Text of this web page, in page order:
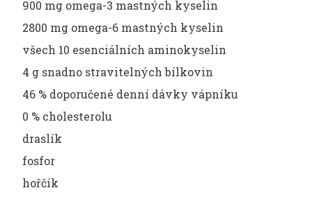
900 mg omega-3 mastných kyselin
2800 mg omega-6 mastných kyselin
všech 10 esenciálních aminokyselin
4 g snadno stravitelných bílkovin
46 % doporučené denní dávky vápníku
0 % cholesterolu
draslík
fosfor
hořčík